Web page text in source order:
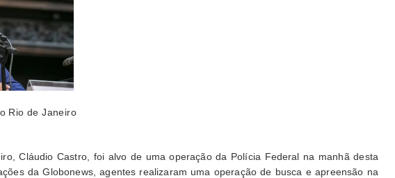
Rio de Janeiro
Cláudio Castro, foi alvo de uma operação da Polícia Federal na manhã desta
da Globonews, agentes realizaram uma operação de busca e apreensão na